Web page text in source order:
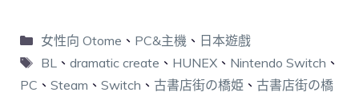
女性向 Otome 、 PC&主機 、 日本遊戲
BL 、 dramatic create 、 HUNEX、 Nintendo Switch 、
PC 、 Steam 、 Switch 、 古書店街の橋姫 、 古書店街の橋